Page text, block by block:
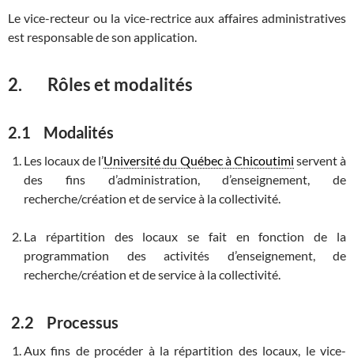
Le vice-recteur ou la vice-rectrice aux affaires administratives
est responsable de son application.
2. Rôles et modalités
2.1 Modalités
Les locaux de l’Université du Québec à Chicoutimi servent à
des fins d’administration, d’enseignement, de
recherche/création et de service à la collectivité.
La répartition des locaux se fait en fonction de la
programmation des activités d’enseignement, de
recherche/création et de service à la collectivité.
2.2 Processus
Aux fins de procéder à la répartition des locaux, le vice-